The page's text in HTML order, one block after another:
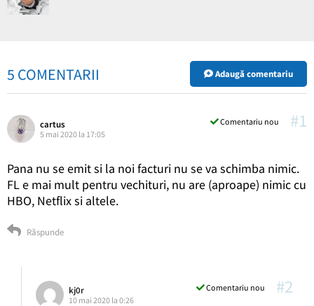
5 COMENTARII Adaugă comentariu
#1
Comentariu nou
cartus
5 mai 2020 la 17:05
Pana nu se emit si la noi facturi nu se va schimba nimic.
FL e mai mult pentru vechituri, nu are (aproape) nimic cu
HBO, Netflix si altele.
Răspunde
#2
Comentariu nou
kj0r
10 mai 2020 la 0:26